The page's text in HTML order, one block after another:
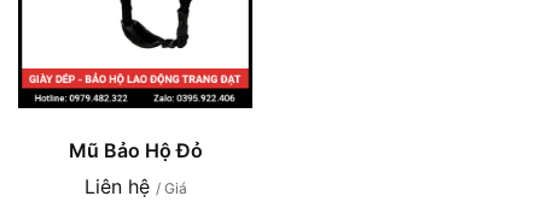
Mũ Bảo Hộ Đỏ
Liên hệ / Giá